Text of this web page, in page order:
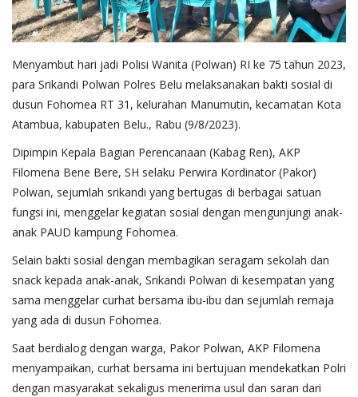
Menyambut hari jadi Polisi Wanita (Polwan) RI ke 75 tahun 2023,
para Srikandi Polwan Polres Belu melaksanakan bakti sosial di
dusun Fohomea RT 31, kelurahan Manumutin, kecamatan Kota
Atambua, kabupaten Belu., Rabu (9/8/2023).
Dipimpin Kepala Bagian Perencanaan (Kabag Ren), AKP
Filomena Bene Bere, SH selaku Perwira Kordinator (Pakor)
Polwan, sejumlah srikandi yang bertugas di berbagai satuan
fungsi ini, menggelar kegiatan sosial dengan mengunjungi anak-
anak PAUD kampung Fohomea.
Selain bakti sosial dengan membagikan seragam sekolah dan
snack kepada anak-anak, Srikandi Polwan di kesempatan yang
sama menggelar curhat bersama ibu-ibu dan sejumlah remaja
yang ada di dusun Fohomea.
Saat berdialog dengan warga, Pakor Polwan, AKP Filomena
menyampaikan, curhat bersama ini bertujuan mendekatkan Polri
dengan masyarakat sekaligus menerima usul dan saran dari